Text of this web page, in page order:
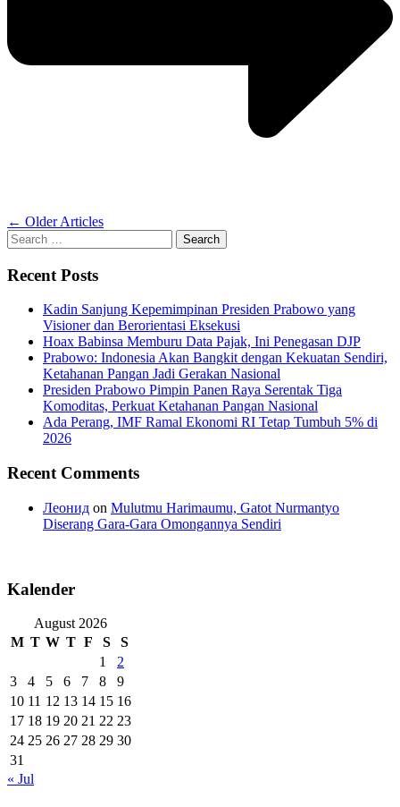
Posts
navigation
← Older Articles
Search
for:
Recent Posts
Kadin Sanjung Kepemimpinan Presiden Prabowo yang
Visioner dan Berorientasi Eksekusi
Hoax Babinsa Memburu Data Pajak, Ini Penegasan DJP
Prabowo: Indonesia Akan Bangkit dengan Kekuatan Sendiri,
Ketahanan Pangan Jadi Gerakan Nasional
Presiden Prabowo Pimpin Panen Raya Serentak Tiga
Komoditas, Perkuat Ketahanan Pangan Nasional
Ada Perang, IMF Ramal Ekonomi RI Tetap Tumbuh 5% di
2026
Recent Comments
Леонид on Mulutmu Harimaumu, Gatot Nurmantyo
Diserang Gara-Gara Omongannya Sendiri
Kalender
August 2026
M T W T F S
S
1
2
3
4 5 6 7 8
9
10 11 12 13 14 15 16
17 18 19 20 21 22 23
24 25 26 27 28 29 30
31
« Jul